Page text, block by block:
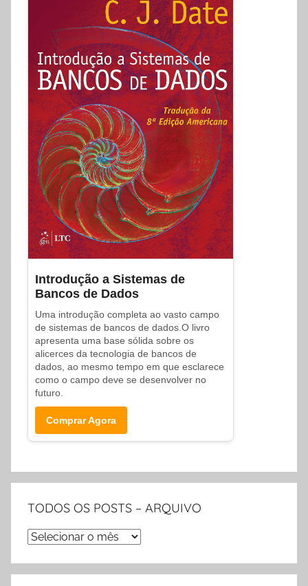
Introdução a Sistemas de
Bancos de Dados
Uma introdução completa ao vasto campo
de sistemas de bancos de dados.O livro
apresenta uma base sólida sobre os
alicerces da tecnologia de bancos de
dados, ao mesmo tempo em que esclarece
como o campo deve se desenvolver no
futuro.
Comprar Agora
TODOS OS POSTS – ARQUIVO
TODOS
POSTS